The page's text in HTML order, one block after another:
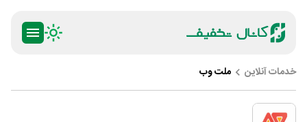
خدمات آنلاین ملت وب